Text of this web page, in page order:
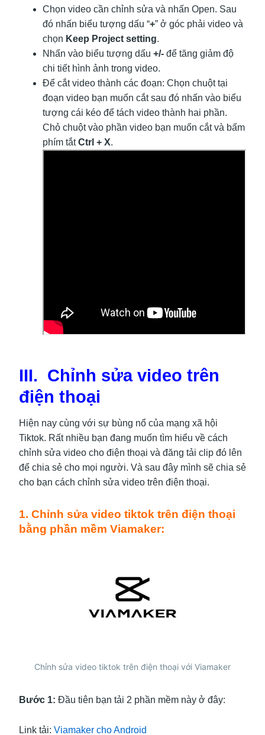
Chọn video cần chỉnh sửa và nhấn Open. Sau
đó nhấn biểu tượng dấu “+” ở góc phải video và
chọn Keep Project setting.
Nhấn vào biểu tượng dấu +/- để tăng giảm độ
chi tiết hình ảnh trong video.
Để cắt video thành các đoạn: Chọn chuột tại
đoạn video bạn muốn cắt sau đó nhấn vào biểu
tượng cái kéo để tách video thành hai phần.
Chỏ chuột vào phần video bạn muốn cắt và bấm
phím tắtCtrl + X.
III. Chỉnh sửa video trên
điện thoại
Hiện nay cùng với sự bùng nổ của mạng xã hội
Tiktok. Rất nhiều bạn đang muốn tìm hiểu về cách
chỉnh sửa video cho điện thoại và đăng tải clip đó lên
để chia sẻ cho mọi người. Và sau đây mình sẽ chia sẻ
cho bạn cách chỉnh sửa video trên điện thoại.
1. Chỉnh sửa video tiktok trên điện thoại
bằng phần mềm Viamaker:
Chỉnh sửa video tiktok trên điện thoại với Viamaker
Bước 1: Đầu tiên bạn tải 2 phần mềm này ở đây:
Link tải: Viamaker cho Android